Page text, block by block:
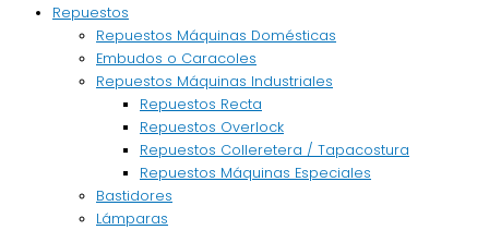
Repuestos
Repuestos Máquinas Domésticas
Embudos o Caracoles
Repuestos Máquinas Industriales
Repuestos Recta
Repuestos Overlock
Repuestos Colleretera / Tapacostura
Repuestos Máquinas Especiales
Bastidores
Lámparas